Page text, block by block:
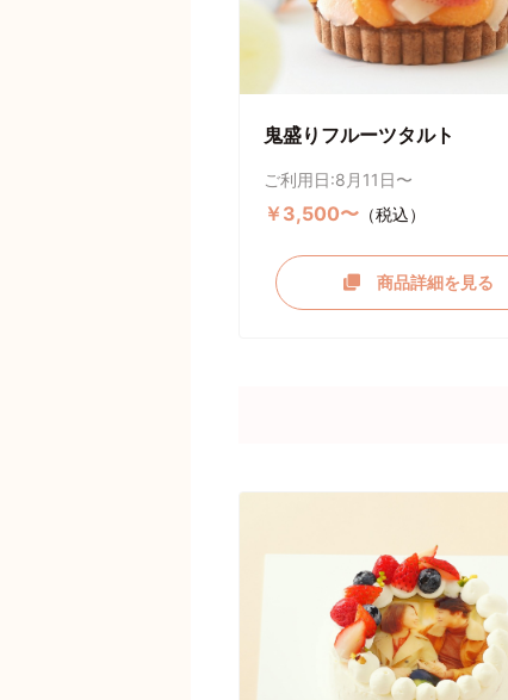
鬼盛りフルーツタルト
ご利用日:8月11日〜
￥3,500〜 （税込）
商品詳細を見る